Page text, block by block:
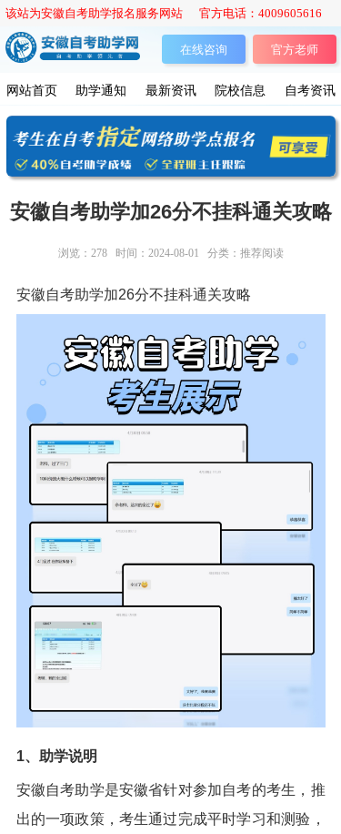
官方老师
网站首页 助学通知 最新资讯 院校信息 自考资讯
该站为安徽自考助学报名服务网站 官方电话：4009605616
在线咨询
安徽自考助学加26分不挂科通关攻略
浏览： 278 时间：2024-08-01 分类：推荐阅读
安徽自考助学加26分不挂科通关攻略
1、助学说明
安徽自考助学是安徽省针对参加自考的考生，推
出的一项政策，考生通过完成平时学习和测验，